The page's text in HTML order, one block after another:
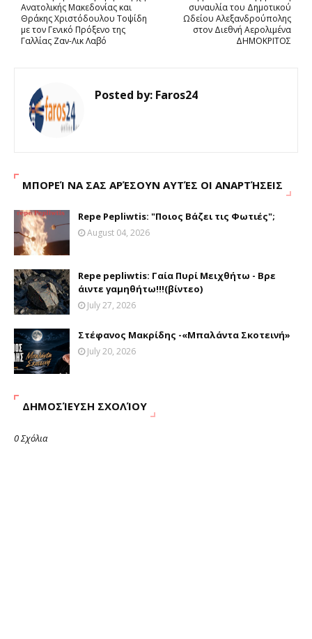
συναυλία του Δημοτικού
Ωδείου Αλεξανδρούπολης
στον Διεθνή Αερολιμένα
ΔΗΜΟΚΡΙΤΟΣ
Ανατολικής Μακεδονίας και
Θράκης Χριστόδουλου Τοψίδη
με τον Γενικό Πρόξενο της
Γαλλίας Ζαν-Λικ Λαβό
Posted by: Faros24
ΜΠΟΡΕΊ ΝΑ ΣΑΣ ΑΡΈΣΟΥΝ ΑΥΤΈΣ ΟΙ ΑΝΑΡΤΉΣΕΙΣ
Repe Pepliwtis: "Ποιος Βάζει τις Φωτιές";
August 04, 2026
Repe pepliwtis: Γαία Πυρί Μειχθήτω - Βρε
άιντε γαμηθήτω!!!(βίντεο)
July 27, 2026
Στέφανος Μακρίδης -«Μπαλάντα Σκοτεινή»
July 20, 2026
ΔΗΜΟΣΊΕΥΣΗ ΣΧΟΛΊΟΥ
0 Σχόλια